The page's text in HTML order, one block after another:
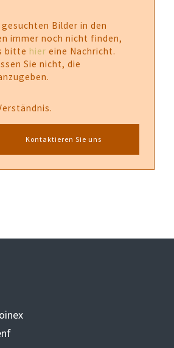
Bilder in den
immer noch nicht finden,
bitte hier eine Nachricht.
Sie nicht, die
Kontaktieren Sie uns